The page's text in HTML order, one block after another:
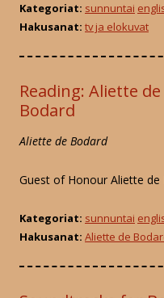
Kategoriat: sunnuntai
Hakusanat: tv ja elokuvat
Reading: Aliette de
Bodard
Aliette de Bodard
Guest of Honour Aliette de
Kategoriat: sunnuntai
Hakusanat: Aliette de